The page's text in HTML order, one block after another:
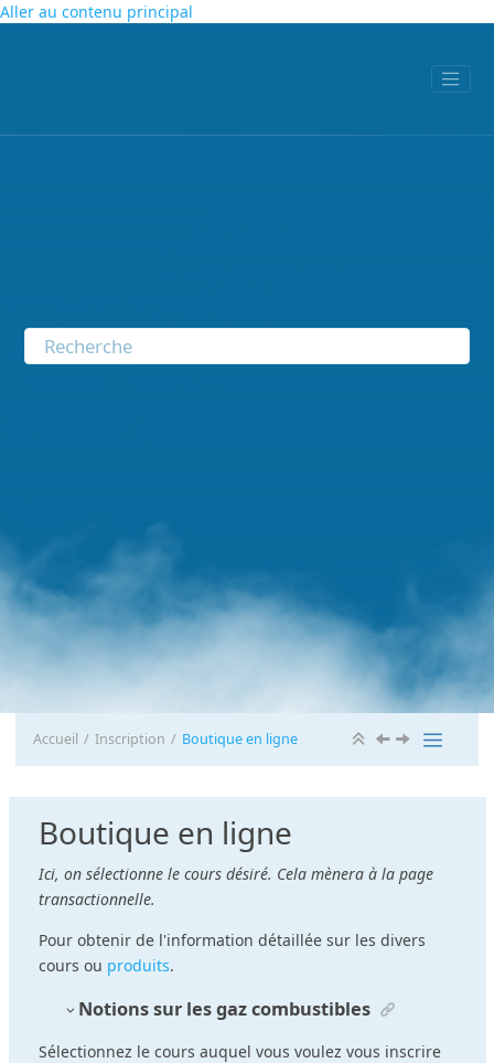
Aller au contenu principal
Accueil Inscription Boutique en ligne
Boutique en ligne
Ici, on sélectionne le cours désiré. Cela mènera à la page
transactionnelle.
Pour obtenir de l'information détaillée sur les divers
cours ou produits.
Notions sur les gaz combustibles
Sélectionnez le cours auquel vous voulez vous inscrire